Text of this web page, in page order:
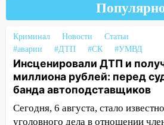
Проводил до
новый кавалер женщины
рецидивистом
14:26
В Ульяновске
по улице Ефремова
14:23 67% ульяновцев
передумать
повысят зарплату
Криминал Новости
Статьи
#аварии
#ДТП #СК #УМВД
Инсценировали ДТП и
миллиона рублей: перед
банда автоподставщиков
Сегодня, 6 августа, стало
уголовного дела в отношении